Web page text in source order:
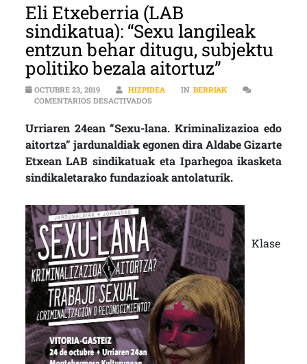
Eli Etxeberria (LAB
sindikatua): “Sexu langileak
entzun behar ditugu, subjektu
politiko bezala aitortuz”
OCTUBRE 23, 2019 HIZPIDEA IN BERRIAK
COMENTARIOS DESACTIVADOSEN ELI ETXEBERRIA (LAB SINDIKATUA):
Urriaren 24ean “Sexu-lana. Kriminalizazioa edo
aitortza” jardunaldiak egonen dira Aldabe Gizarte
Etxean LAB sindikatuak eta Iparhegoa ikasketa
sindikaletarako fundazioak antolaturik.
Klase